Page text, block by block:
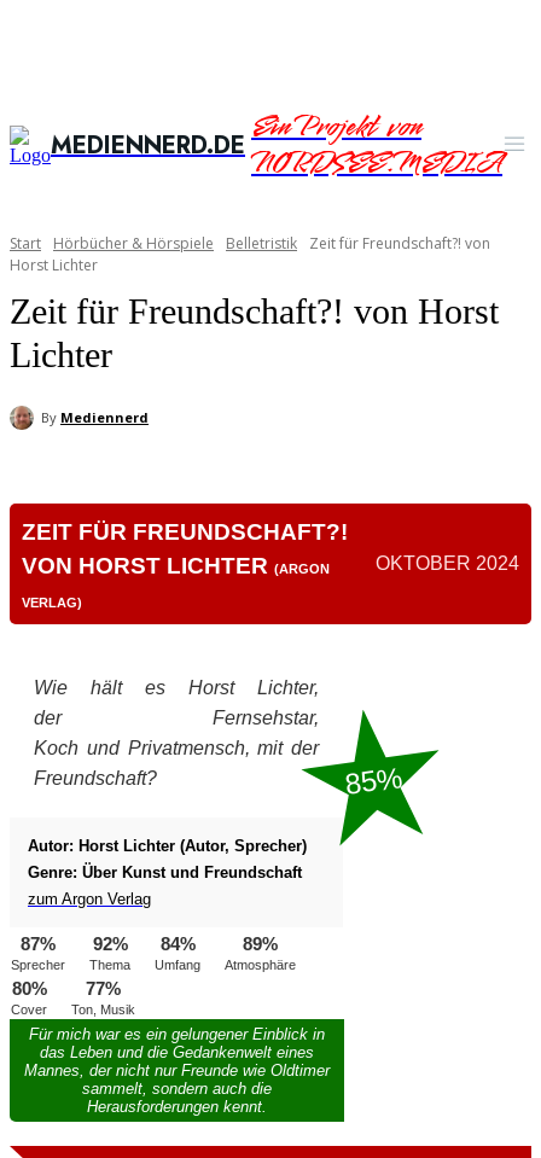
MEDIENNERD.DEEin Projekt von
NORDSEE.MEDIA
Start Hörbücher & Hörspiele Belletristik
Zeit für Freundschaft?! von
Horst Lichter
Zeit für Freundschaft?! von Horst
Lichter
By Mediennerd
ZEIT FÜR FREUNDSCHAFT?!
VON HORST LICHTER (ARGON
VERLAG)
OKTOBER 2024
Wie hält es Horst Lichter,
der Fernsehstar,
Koch undPrivatmensch, mit der
Freundschaft?
Autor: Horst Lichter (Autor, Sprecher)
Genre: Über Kunst und Freundschaft
zum Argon Verlag
87%
Sprecher
92%
Thema
84%
Umfang
89%
Atmosphäre
80%
Cover
77%
Ton, Musik
Für mich war es ein gelungener Einblick in
das Leben und die Gedankenwelt eines
Mannes, der nicht nur Freunde wie Oldtimer
sammelt, sondern auch die
Herausforderungen kennt.
85%